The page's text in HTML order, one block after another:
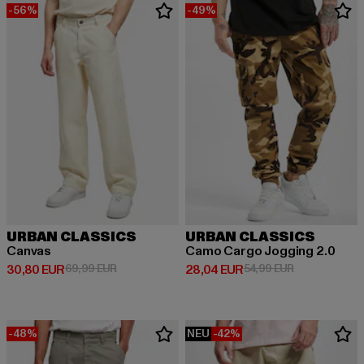
-56%
URBAN CLASSICS
Canvas
30,80 EUR
Derzeitiger Preis: 30,80 EUR
69,99 EURAktionspreis: 69,99 EUR
-49%
URBAN CLASSICS
Camo Cargo Jogging 2.0
28,04 EUR
Derzeitiger Preis: 28,04 EUR
54,99 EURAktionspreis:
-48% NEU -42%